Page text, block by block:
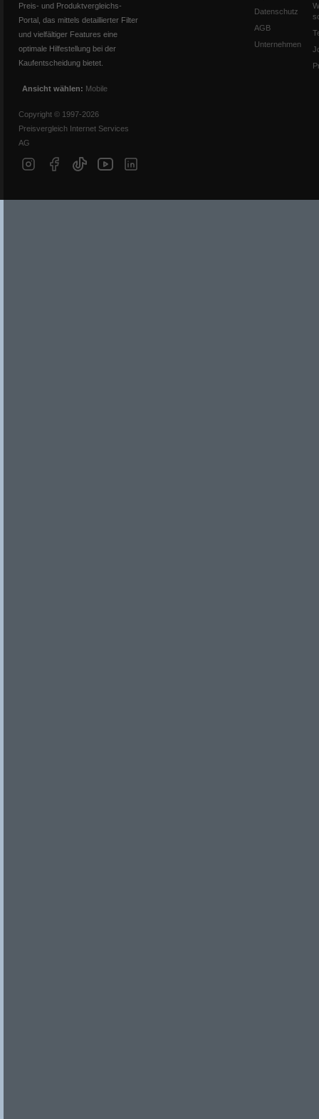
Preis- und Produktvergleichs-
Portal, das mittels detaillierter Filter
und vielfältiger Features eine
optimale Hilfestellung bei der
Kaufentscheidung bietet.
Ansicht wählen: Mobile
Copyright © 1997-2026
Preisvergleich Internet Services
AG
Datenschutz
AGB
Unternehmen